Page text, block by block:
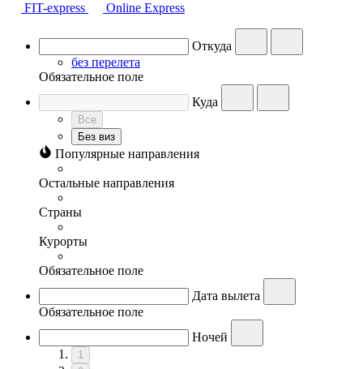
FIT-express
Online Express
Откуда
без перелета
Обязательное поле
Куда
Все
Без виз
Популярные направления
Остальные направления
Страны
Курорты
Обязательное поле
Дата вылета
Обязательное поле
Ночей
1